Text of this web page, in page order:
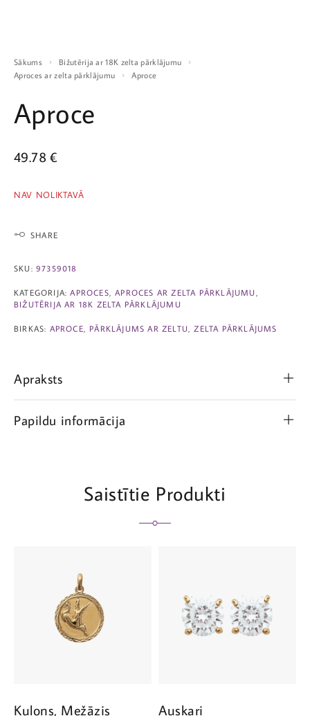
Sākums
Bižutērija ar 18K zelta pārklājumu
Aproces ar zelta pārklājumu
Aproce
Aproce
49.78€
NAV NOLIKTAVĀ
SHARE
SKU: 97359018
KATEGORIJA:APROCES ,APROCES AR ZELTA PĀRKLĀJUMU
BIŽUTĒRIJA AR 18K ZELTA PĀRKLĀJUMU
BIRKAS: APROCE PĀRKLĀJUMS AR ZELTU ZELTA PĀRKLĀJUMS
Apraksts
Papildu informācija
Saistītie Produkti
Kulons, Mežāzis Auskari